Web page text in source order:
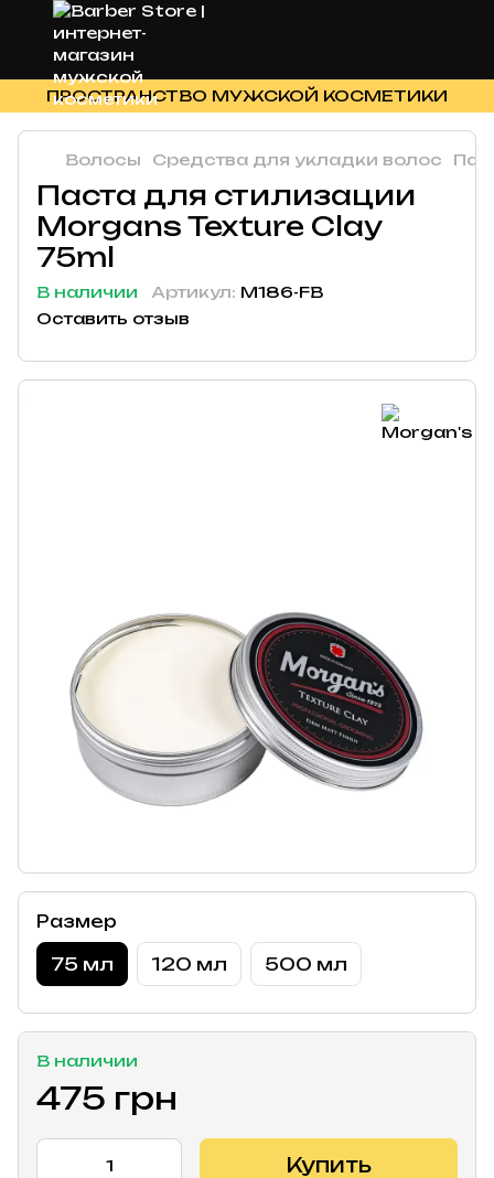
ПРОСТРАНСТВО МУЖСКОЙ КОСМЕТИКИ
Волосы Средства для укладки волос
Паста для стилизации
Morgans Texture Clay
75ml
В наличии Артикул: M186-FB
Оставить отзыв
Размер
75 мл 120 мл 500 мл
В наличии
475 грн
Купить